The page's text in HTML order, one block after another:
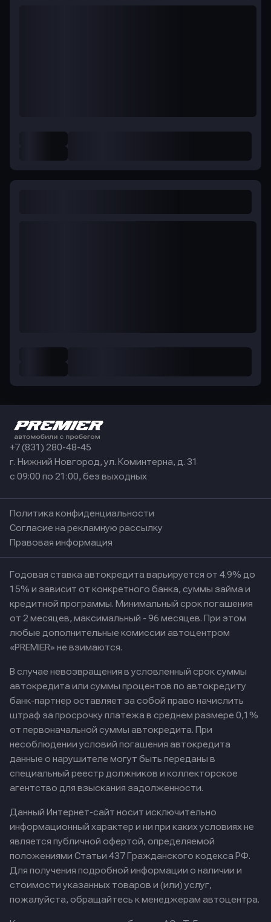
+7 (831) 280-48-45
г. Нижний Новгород, ул. Коминтерна, д. 31
с 09:00 по 21:00, без выходных
Политика конфиденциальности
Согласие на рекламную рассылку
Правовая информация
Годовая ставка автокредита варьируется от 4.9% до
15% и зависит от конкретного банка, суммы займа и
кредитной программы. Минимальный срок погашения
от 2 месяцев, максимальный - 96 месяцев. При этом
любые дополнительные комиссии автоцентром
«PREMIER» не взимаются.
В случае невозвращения в условленный срок суммы
автокредита или суммы процентов по автокредиту
банк-партнер оставляет за собой право начислить
штраф за просрочку платежа в среднем размере 0,1%
от первоначальной суммы автокредита. При
несоблюдении условий погашения автокредита
данные о нарушителе могут быть переданы в
специальный реестр должников и коллекторское
агентство для взыскания задолженности.
Данный Интернет-сайт носит исключительно
информационный характер и ни при каких условиях не
является публичной офертой, определяемой
положениями Статьи 437 Гражданского кодекса РФ.
Для получения подробной информации о наличии и
стоимости указанных товаров и (или) услуг,
пожалуйста, обращайтесь к менеджерам автоцентра.